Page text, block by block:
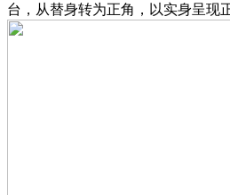
台，从替身转为正角，以实身呈现